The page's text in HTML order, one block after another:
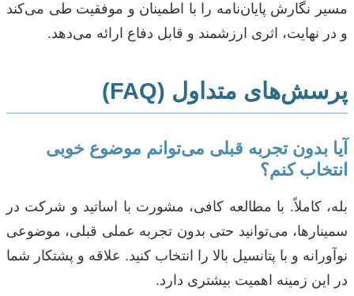
مسیر نگارش پایان‌نامه را با اطمینان و موفقیت طی می‌کند
و در نهایت، اثری ارزشمند و قابل دفاع ارائه می‌دهد.
پرسش‌های متداول (FAQ)
آیا بدون تجربه قبلی می‌توانم موضوع خوبی
انتخاب کنم؟
بله، کاملاً. با مطالعه کافی، مشورت با اساتید و شرکت در
سمینارها، می‌توانید حتی بدون تجربه عملی قبلی، موضوعی
نوآورانه و با پتانسیل بالا را انتخاب کنید. علاقه و پشتکار شما
در این زمینه اهمیت بیشتری دارد.